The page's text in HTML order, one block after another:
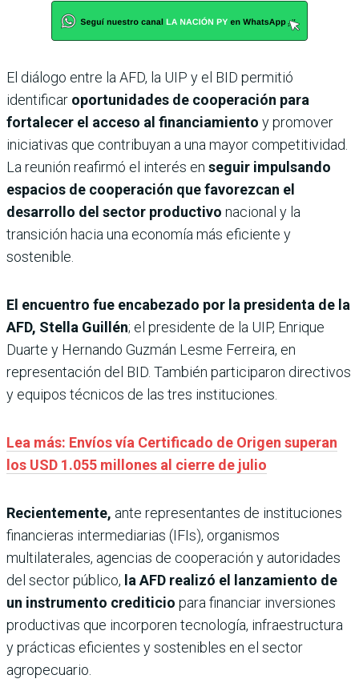
El diálogo entre la AFD, la UIP y el BID permitió
identificar oportunidades de cooperación para
fortalecer el acceso al financiamiento y promover
iniciativas que contribuyan a una mayor competitividad.
La reunión reafirmó el interés en seguir impulsando
espacios de cooperación que favorezcan el
desarrollo del sector productivo nacional y la
transición hacia una economía más eficiente y
sostenible.
El encuentro fue encabezado por la presidenta de la
AFD, Stella Guillén; el presidente de la UIP, Enrique
Duarte y Hernando Guzmán Lesme Ferreira, en
representación del BID. También participaron directivos
y equipos técnicos de las tres instituciones.
Lea más: Envíos vía Certificado de Origen superan
los USD 1.055 millones al cierre de julio
Recientemente, ante representantes de instituciones
financieras intermediarias (IFIs), organismos
multilaterales, agencias de cooperación y autoridades
del sector público, la AFD realizó el lanzamiento de
un instrumento crediticio para financiar inversiones
productivas que incorporen tecnología, infraestructura
y prácticas eficientes y sostenibles en el sector
agropecuario.